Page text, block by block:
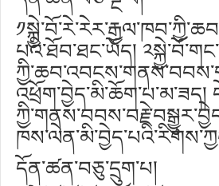
པའི་ཐོབ་ཐང་ཡོད།
འཕྲོག་བྱེད་མི་ཆོག་པ་མ་ཟད།
དོན་ཚན་བཅུ་དྲུག་པ།